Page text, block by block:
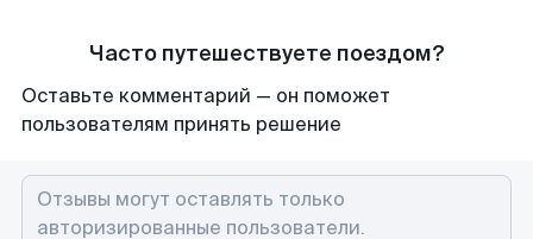
Часто путешествуете поездом?
Оставьте комментарий — он поможет
пользователям принять решение